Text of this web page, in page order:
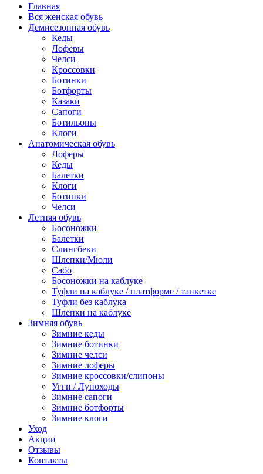
Главная
Вся женская обувь
Демисезонная обувь
Кеды
Лоферы
Челси
Кроссовки
Ботинки
Ботфорты
Казаки
Сапоги
Ботильоны
Клоги
Анатомическая обувь
Лоферы
Кеды
Балетки
Клоги
Ботинки
Челси
Летняя обувь
Босоножки
Балетки
Слингбеки
Шлепки/Мюли
Сабо
Босоножки на каблуке
Туфли на каблуке / платформе / танкетке
Туфли без каблука
Шлепки на каблуке
Зимняя обувь
Зимние кеды
Зимние ботинки
Зимние челси
Зимние лоферы
Зимние кроссовки/слипоны
Угги / Луноходы
Зимние сапоги
Зимние ботфорты
Зимние клоги
Уход
Акции
Отзывы
Контакты